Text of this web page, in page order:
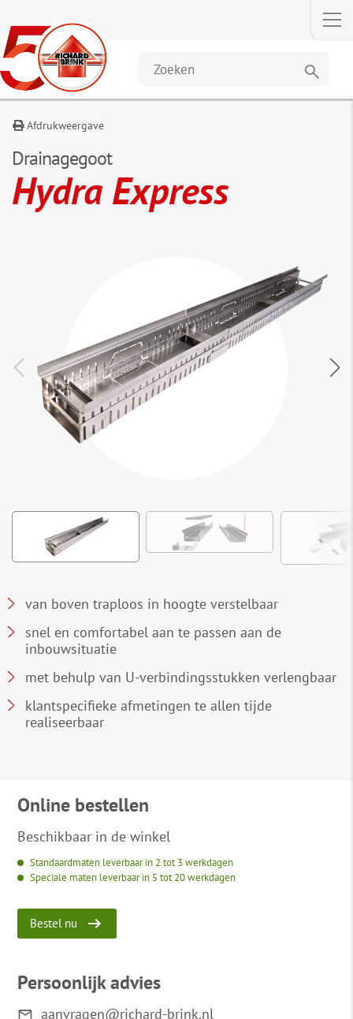
search
Afdrukweergave
Drainagegoot
Hydra Express
van boven traploos in hoogte verstelbaar
snel en comfortabel aan te passen aan de
inbouwsituatie
met behulp van U-verbindingsstukken verlengbaar
klantspecifieke afmetingen te allen tijde
realiseerbaar
Online bestellen
Beschikbaar in de winkel
Standaardmaten leverbaar in 2 tot 3 werkdagen
Speciale maten leverbaar in 5 tot 20 werkdagen
Bestel nu
Persoonlijk advies
aanvragen@richard-brink.nl
Omschrijving